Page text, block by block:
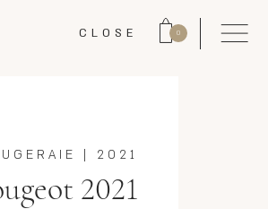
0
CLOSE
2021
|
2021